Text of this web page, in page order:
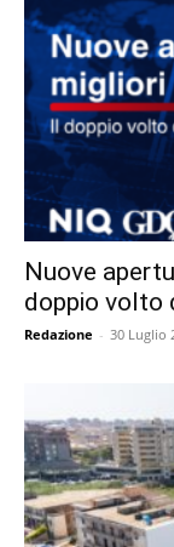
Nuove
doppio volto
Redazione - 30 Luglio